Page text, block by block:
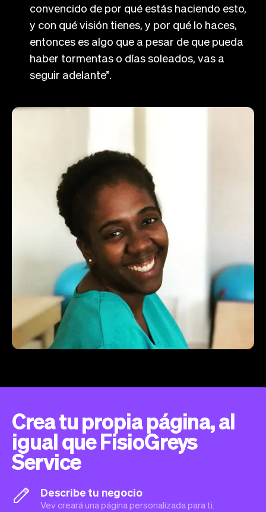
convencido de por qué estás haciendo esto,
y con qué visión tienes, y por qué lo haces,
entonces es algo que a pesar de que pueda
haber tormentas o días soleados, vas a
seguir adelante”.
Crea tu propia página, al
igual que FisioGreys
Service
Describe tu negocio
Vev creará una página personalizada para ti.